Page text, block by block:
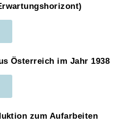
Österreich im Jahr 1938
zum Aufarbeiten